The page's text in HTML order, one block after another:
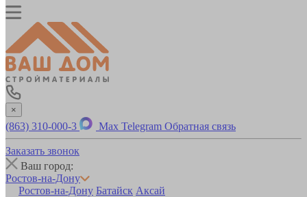
×
(863) 310-000-3 Max Telegram Обратная связь
Заказать звонок
Ваш город:
Ростов-на-Дону
Ростов-на-Дону Батайск Аксай